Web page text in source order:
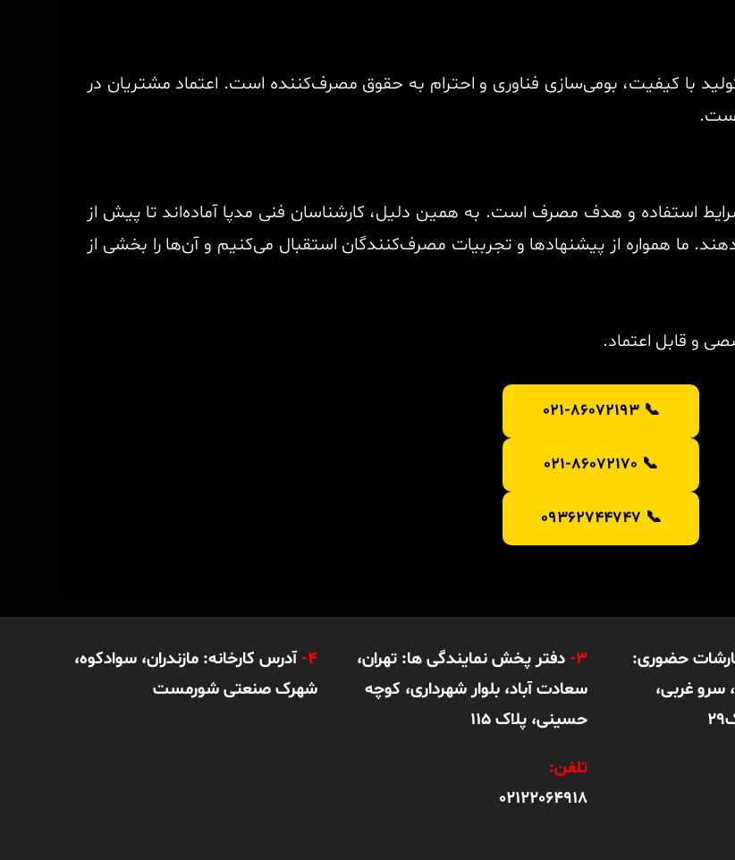
با کیفیت، بومی‌سازی فناوری و احترام به حقوق مصرف‌کننده است. اعتماد مشتریان در
استفاده و هدف مصرف است. به همین دلیل، کارشناسان فنی مدپا آماده‌اند تا پیش از
ما همواره از پیشنهادها و تجربیات مصرف‌کنندگان استقبال می‌کنیم و آن‌ها را بخشی از
و قابل اعتماد.
📞 021-86072193
📞 021-86072170
📞 09362744747
حضوری:
سرو غربی،
3- دفتر پخش نمایندگی ها: تهران،
سعادت آباد، بلوار شهرداری، کوچه
حسینی، پلاک 115
تلفن:
02122064918
4- آدرس کارخانه: مازندران، سوادکوه،
شهرک صنعتی شورمست